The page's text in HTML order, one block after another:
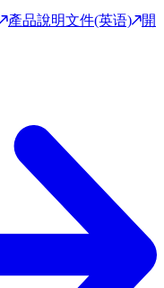
產品說明文件(英语)
開